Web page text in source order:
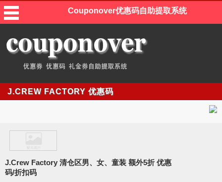
Couponover优惠码自助提取系统
J.CREW FACTORY 优惠码
J.Crew Factory 清仓区男、女、童装 额外5折 优惠
码/折扣码